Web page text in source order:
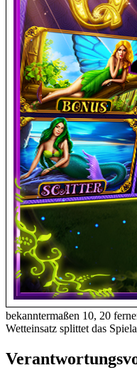
bekanntermaßen 10, 20
Wetteinsatz splittet das